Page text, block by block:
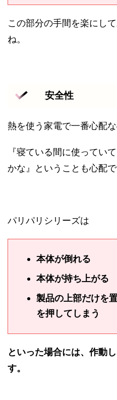
この部分の手間を楽にし
ね。
安全性
熱を使う家電で一番心配
『寝ている間に使ってい
かな』ということも心配で
パリパリシリーズは
本体が倒れる
本体が持ち上がる
製品の上部だけを
を押してしまう
といった場合には、作動
す。